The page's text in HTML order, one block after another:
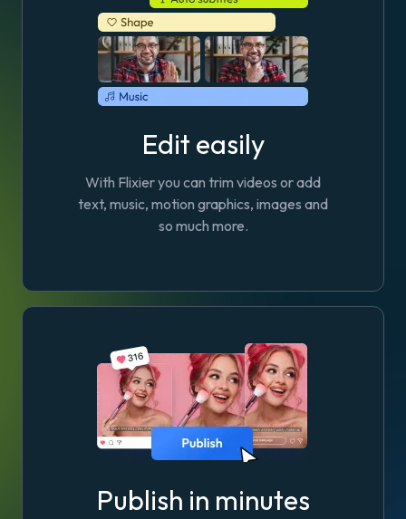
Edit easily
With Flixier you can trim videos or add
text, music, motion graphics, images and
so much more.
Publish in minutes